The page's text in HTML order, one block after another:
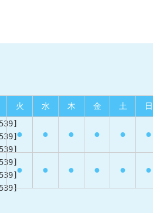
]
539]
539]
539]
539]
539]
]
火 水 木 金 土 日
● ● ● ● ● ●
● ● ● ● ● ●